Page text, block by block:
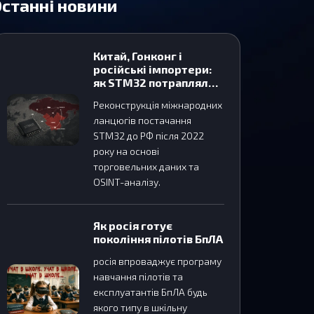
новини
Китай, Гонконг і
російські імпортери:
як STM32 потрапляли
року
Реконструкція міжнародних
ланцюгів постачання
STM32 до РФ після 2022
року на основі
торговельних даних та
OSINT-аналізу.
Як росія готує
покоління пілотів БпЛА
росія впроваджує програму
навчання пілотів та
експлуатантів БпЛА будь
якого типу в шкільну